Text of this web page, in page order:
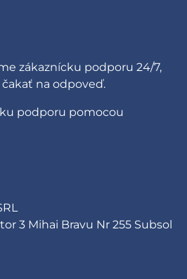
zákaznícku podporu 24/7,
na odpoveď.
podporu pomocou
3 Mihai Bravu Nr 255 Subsol